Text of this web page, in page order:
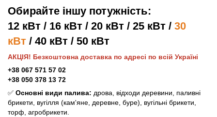
Обирайте іншу потужність:
12 кВт / 16 кВт / 20 кВт / 25 кВт / 30
кВт / 40 кВт / 50 кВт
АКЦІЯ! Безкоштовна доставка по адресі по всій Україні
+38 067 571 57 02
+38 050 378 13 72
✅ Основні види палива: дрова, відходи деревини, паливні
брикети, вугілля (кам'яне, деревне, буре), вугільні брикети,
торф, агробрикети.